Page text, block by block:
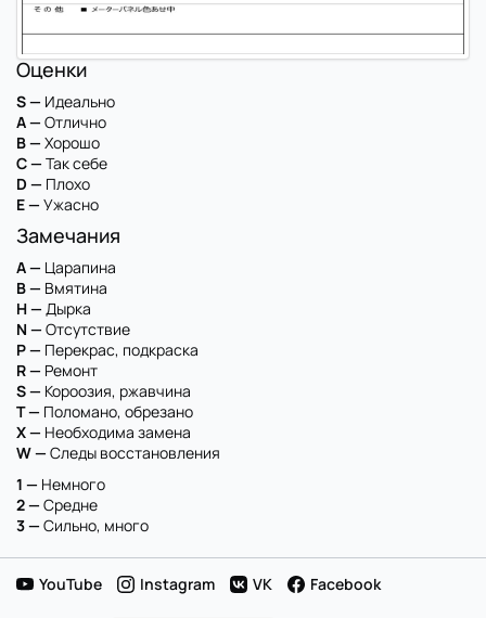
Оценки
S — Идеально
A — Отлично
B — Хорошо
C — Так себе
D — Плохо
E — Ужасно
Замечания
A — Царапина
B — Вмятина
H — Дырка
N — Отсутствие
P — Перекрас, подкраска
R — Ремонт
S — Короозия, ржавчина
T — Поломано, обрезано
X — Необходима замена
W — Следы восстановления
1 — Немного
2 — Средне
3 — Сильно, много
YouTube Instagram VK Facebook